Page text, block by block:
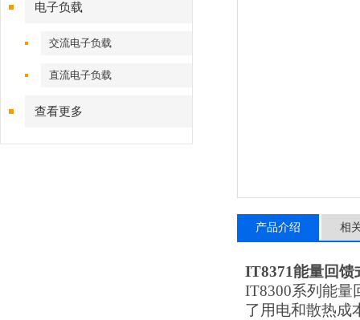
电子负载
交流电子负载
直流电子负载
查看更多
产品介绍 相
IT8371能量回馈
IT8300系列能量
了用电和散热成